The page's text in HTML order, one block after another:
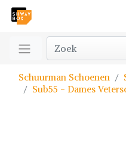
Schuurman Schoenen
Sub55 - Dames